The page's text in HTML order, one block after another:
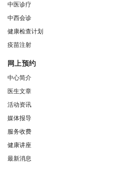
中医诊疗
中西会诊
健康检查计划
疫苗注射
网上预约
中心简介
医生文章
活动资讯
媒体报导
服务收费
健康讲座
最新消息